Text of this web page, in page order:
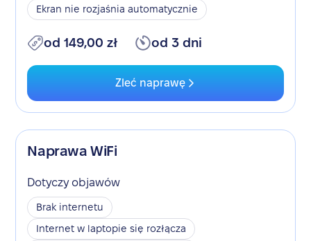
Ekran nie rozjaśnia automatycznie
od 149,00 zł od 3 dni
Zleć naprawę
Naprawa WiFi
Dotyczy objawów
Brak internetu
Internet w laptopie się rozłącza